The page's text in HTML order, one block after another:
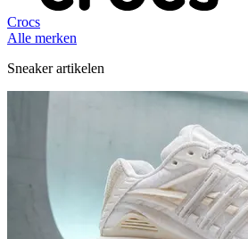
Crocs
Alle merken
Sneaker artikelen